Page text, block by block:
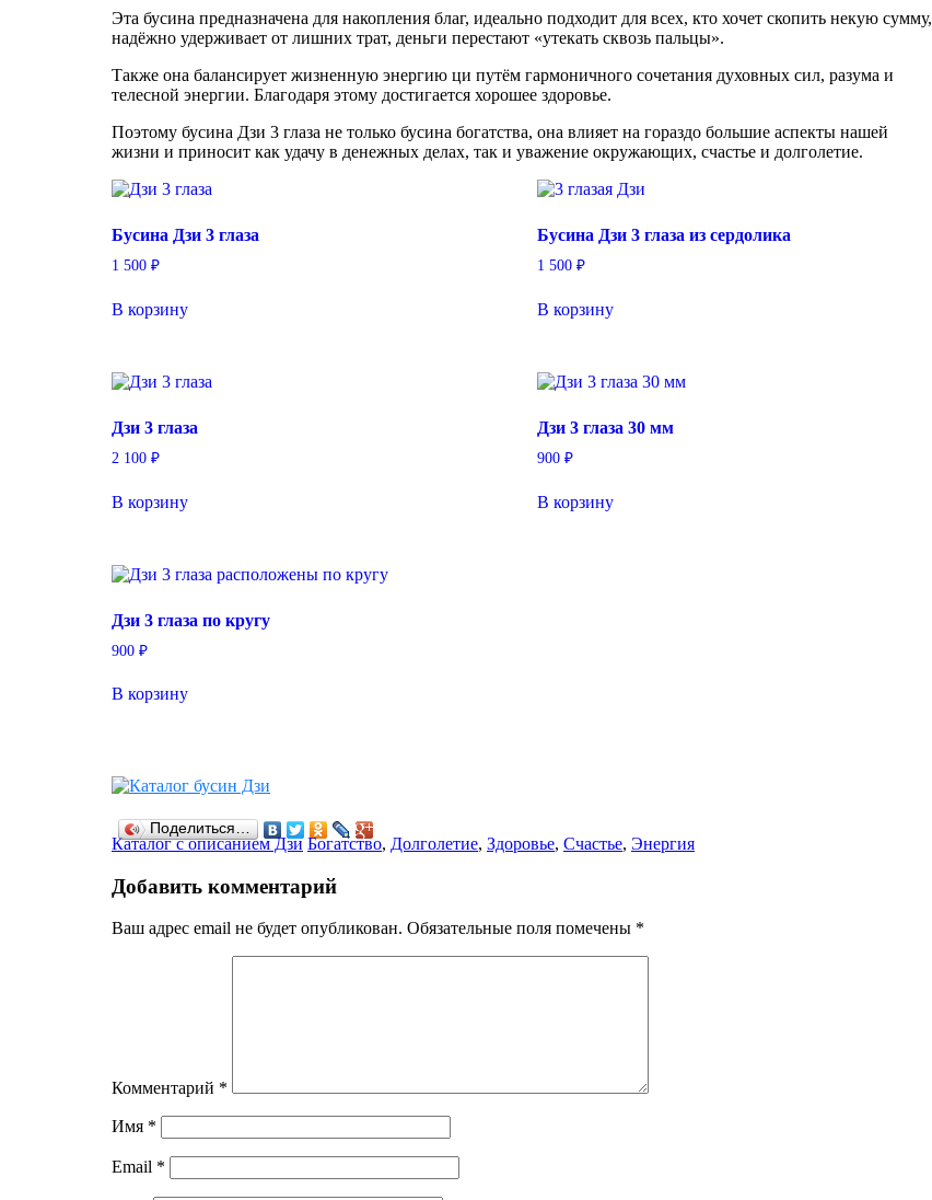
Эта бусина предназначена для накопления благ, идеально подходит для всех, кто хочет скопить некую сумму,
надёжно удерживает от лишних трат, деньги перестают «утекать сквозь пальцы».
Также она балансирует жизненную энергию ци путём гармоничного сочетания духовных сил, разума и
телесной энергии. Благодаря этому достигается хорошее здоровье.
Поэтому бусина Дзи 3 глаза не только бусина богатства, она влияет на гораздо большие аспекты нашей
жизни и приносит как удачу в денежных делах, так и уважение окружающих, счастье и долголетие.
Бусина Дзи 3 глаза
1 500 ₽
В корзину
Бусина Дзи 3 глаза из сердолика
1 500 ₽
В корзину
Дзи 3 глаза
2 100 ₽
В корзину
Дзи 3 глаза 30 мм
900 ₽
В корзину
Дзи 3 глаза по кругу
900 ₽
В корзину
Поделиться…
Рубрики
Каталог с описанием Дзи Теги
Богатство, Долголетие, Здоровье, Счастье, Энергия
Добавить комментарий
Ваш адрес email не будет опубликован. Обязательные поля помечены *
Комментарий *
Имя *
Email *